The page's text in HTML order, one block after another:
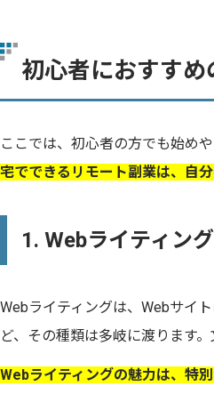
初心者におすす
ここでは、初心者の方でも始め
宅でできるリモート副業は、自
1. Webライティング
Webライティングは、Webサイ
ど、その種類は多岐に渡ります
Webライティングの魅力は、特